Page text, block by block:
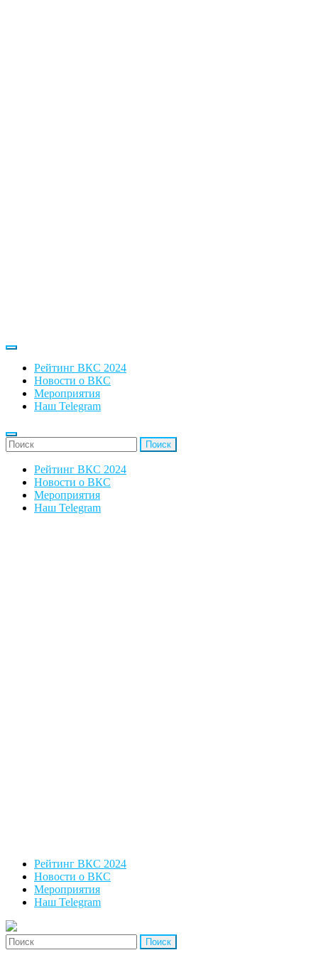
Рейтинг ВКС 2024
Новости о ВКС
Мероприятия
Наш Telegram
'Найти:
Рейтинг ВКС 2024
Новости о ВКС
Мероприятия
Наш Telegram
Рейтинг ВКС 2024
Новости о ВКС
Мероприятия
Наш Telegram
'Найти: